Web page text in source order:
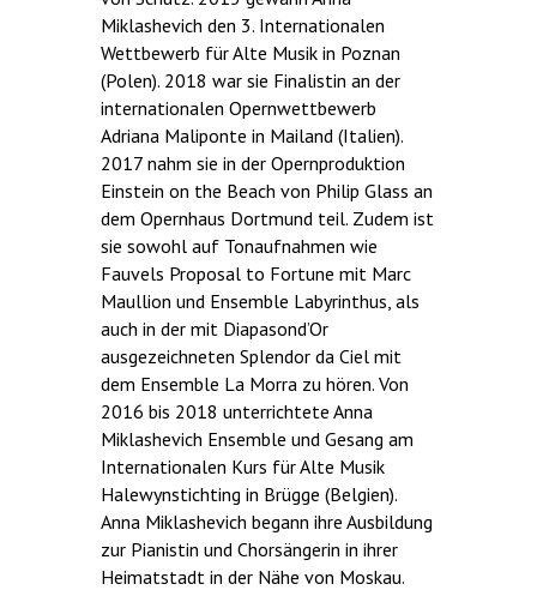
Miklashevich den 3. Internationalen
Wettbewerb für Alte Musik in Poznan
(Polen). 2018 war sie Finalistin an der
internationalen Opernwettbewerb
Adriana Maliponte in Mailand (Italien).
2017 nahm sie in der Opernproduktion
Einstein on the Beach von Philip Glass an
dem Opernhaus Dortmund teil. Zudem ist
sie sowohl auf Tonaufnahmen wie
Fauvels Proposal to Fortune mit Marc
Maullion und Ensemble Labyrinthus, als
auch in der mit Diapasond’Or
ausgezeichneten Splendor da Ciel mit
dem Ensemble La Morra zu hören. Von
2016 bis 2018 unterrichtete Anna
Miklashevich Ensemble und Gesang am
Internationalen Kurs für Alte Musik
Halewynstichting in Brügge (Belgien).
Anna Miklashevich begann ihre Ausbildung
zur Pianistin und Chorsängerin in ihrer
Heimatstadt in der Nähe von Moskau.